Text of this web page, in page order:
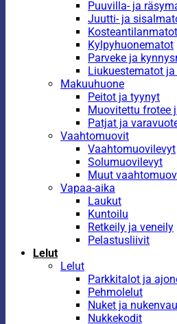
Puuvilla- ja
Juutti- ja
Kosteantilanmatot
Kylpyhuonematot
Parveke ja
Liukuestematot
Makuuhuone
Peitot ja tyynyt
Muovitettu frotee
Patjat ja
Vaahtomuovit
Vaahtomuovilevyt
Solumuovilevyt
Muut
Vapaa-aika
Laukut
Kuntoilu
Retkeily ja veneily
Pelastusliivit
Lelut
Lelut
Parkkitalot ja
Pehmolelut
Nuket ja
Nukkekodit